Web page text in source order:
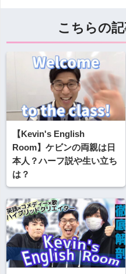
こちらの
【Kevin's English
Room】ケビンの両親は日
本人？ハーフ説や生い立ち
は？